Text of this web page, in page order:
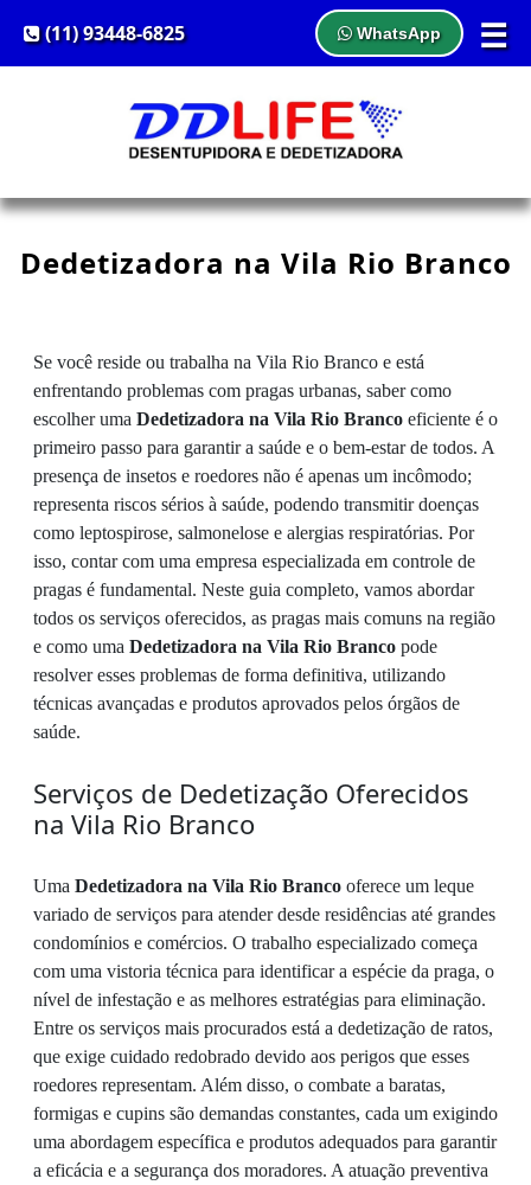
☰
(11) 93448-6825 WhatsApp
Dedetizadora na Vila Rio Branco
Se você reside ou trabalha na Vila Rio Branco e está
enfrentando problemas com pragas urbanas, saber como
escolher uma Dedetizadora na Vila Rio Branco eficiente é o
primeiro passo para garantir a saúde e o bem-estar de todos. A
presença de insetos e roedores não é apenas um incômodo;
representa riscos sérios à saúde, podendo transmitir doenças
como leptospirose, salmonelose e alergias respiratórias. Por
isso, contar com uma empresa especializada em controle de
pragas é fundamental. Neste guia completo, vamos abordar
todos os serviços oferecidos, as pragas mais comuns na região
e como uma Dedetizadora na Vila Rio Branco pode
resolver esses problemas de forma definitiva, utilizando
técnicas avançadas e produtos aprovados pelos órgãos de
saúde.
Serviços de Dedetização Oferecidos
na Vila Rio Branco
Uma Dedetizadora na Vila Rio Branco oferece um leque
variado de serviços para atender desde residências até grandes
condomínios e comércios. O trabalho especializado começa
com uma vistoria técnica para identificar a espécie da praga, o
nível de infestação e as melhores estratégias para eliminação.
Entre os serviços mais procurados está a dedetização de ratos,
que exige cuidado redobrado devido aos perigos que esses
roedores representam. Além disso, o combate a baratas,
formigas e cupins são demandas constantes, cada um exigindo
uma abordagem específica e produtos adequados para garantir
a eficácia e a segurança dos moradores. A atuação preventiva